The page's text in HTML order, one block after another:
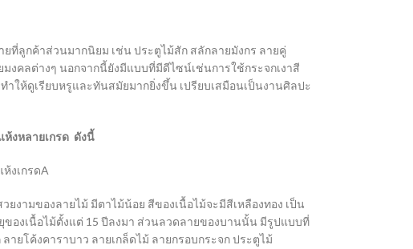
ที่ลูกค้าส่วนมากนิยม เช่น ประตูไม้สัก สลักลายมังกร ลายคู่
งคลต่างๆ นอกจากนี้ยังมีแบบที่มีดีไซน์เช่นการใช้กระจกเงาสี
ำให้ดูเรียบหรูและทันสมัยมากยิ่งขึ้น เปรียบเสมือนเป็นงานศิลปะ
ห้งหลายเกรด ดังนี้
งเกรดA
ยงามของลายไม้ มีตาไม้น้อย สีของเนื้อไม้จะมีสีเหลืองทอง เป็น
ของเนื้อไม้ตั้งแต่ 15 ปีลงมา ส่วนลวดลายของบานนั้น มีรูปแบบที่
ยโค้งคาราบาว ลายเกล็ดไม้ ลายกรอบกระจก ประตูไม้